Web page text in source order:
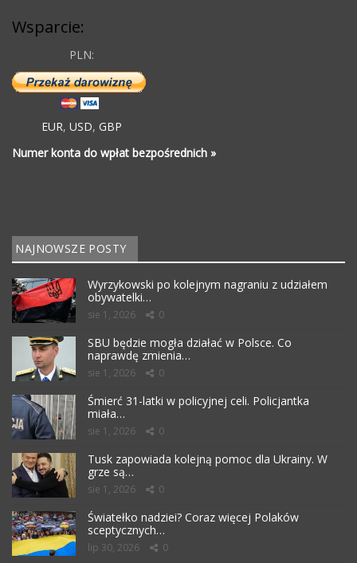
Wsparcie:
PLN:
EUR, USD, GBP
Numer konta do wpłat bezpośrednich »
NAJNOWSZE POSTY
Wyrzykowski po kolejnym nagraniu z udziałem
obywatelki…
sie 1, 2026 0
SBU będzie mogła działać w Polsce. Co
naprawdę zmienia…
sie 1, 2026 0
Śmierć 31-latki w policyjnej celi. Policjantka
miała…
sie 1, 2026 0
Tusk zapowiada kolejną pomoc dla Ukrainy. W
grze są…
sie 1, 2026 0
Światełko nadziei? Coraz więcej Polaków
sceptycznych…
lip 30, 2026 0